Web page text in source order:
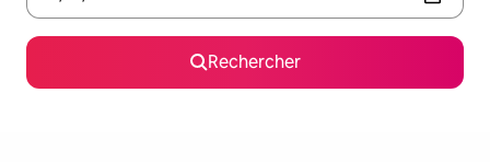
Rechercher